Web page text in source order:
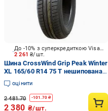
2 261₴/шт.
До -10% з суперкредиткою Visa Вигода
Шина CrossWind Grip Peak Winter
XL 165/60 R14 75 T нешипована
літо
оцінити
2 481.70 -101.70 ₴
2 380 ₴/шт.